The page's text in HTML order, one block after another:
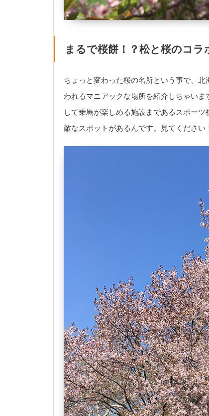
まるで桜餅！？松と桜のコラ
ちょっと変わった桜の名所という事で、
われるマニアックな場所を紹介しちゃい
して乗馬が楽しめる施設まであるスポー
敵なスポットがあるんです。見てください